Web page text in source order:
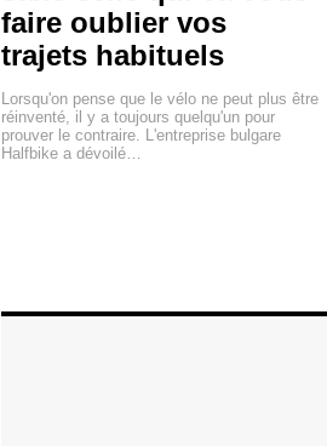
faire oublier vos
trajets habituels
Lorsqu'on pense que le vélo ne peut plus être
réinventé, il y a toujours quelqu'un pour
prouver le contraire. L'entreprise bulgare
Halfbike a dévoilé…